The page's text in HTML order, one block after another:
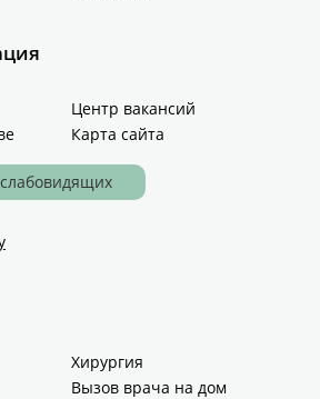
Центр вакансий
Карта сайта
Хирургия
Вызов врача на дом